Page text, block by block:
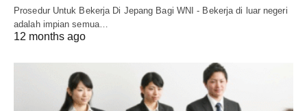
Prosedur Untuk Bekerja Di Jepang Bagi WNI - Bekerja di luar negeri
adalah impian semua…
12 months ago